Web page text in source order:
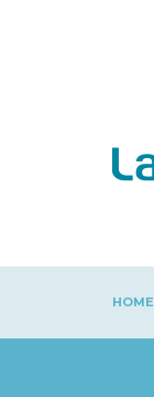
HOME